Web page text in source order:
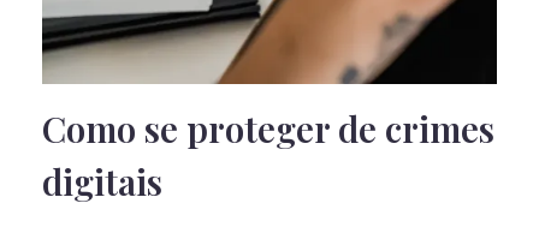
Como se proteger de crimes
digitais